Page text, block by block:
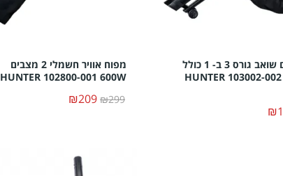
מפוח עלים שואב גורס 3 ב- 1 כולל
שק איסוף HUNTER 103002-002
מפוח אוויר חשמלי 2 מצבים
HUNTER 102800-001 600W
₪299
₪209